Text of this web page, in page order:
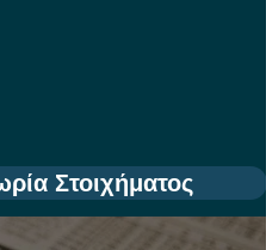
Στοιχήματος